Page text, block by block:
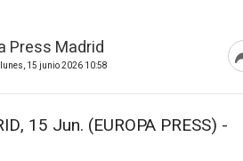
Press Madrid
15 junio 2026 10:58
15 Jun. (EUROPA PRESS) -